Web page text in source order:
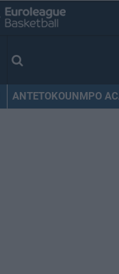
ANTETOKOUNMPO